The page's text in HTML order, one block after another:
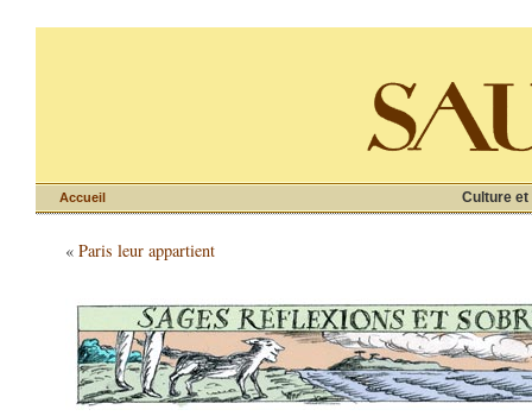
Culture et
Accueil
« Paris leur appartient